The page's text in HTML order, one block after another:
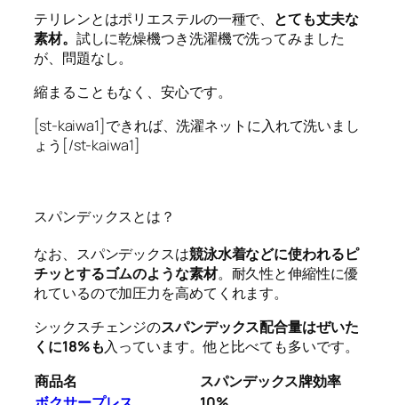
テリレンとはポリエステルの一種で、 とても丈夫な
素材。 試しに乾燥機つき洗濯機で洗ってみました
が、問題なし。
縮まることもなく、安心です。
[st-kaiwa1]できれば、洗濯ネットに入れて洗いまし
ょう[/st-kaiwa1]
スパンデックスとは？
なお、スパンデックスは競泳水着などに使われるピ
チッとするゴムのような素材。耐久性と伸縮性に優
れているので加圧力を高めてくれます。
シックスチェンジのスパンデックス配合量はぜいた
くに18%も入っています。他と比べても多いです。
商品名
スパンデックス牌効率